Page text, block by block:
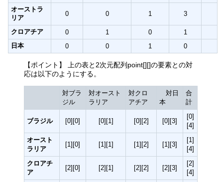
オーストラ
リア
0 0 1 3
クロアチア 0 1 0
1
日本
0 0 1 0
【ポイント】 上の表と2次元配列point[][]の要素との対
応は以下のようにする。
対ブラ
ジル
対オースト
ラリア
対クロ
アチア
対日
本
合
計
ブラジル [0][0] [0][1] [0][2] [0][3]
[0]
[4]
オースト
ラリア
[1][0] [1][1] [1][2] [1][3]
[1]
[4]
クロアチ
ア
[2][0] [2][1] [2][2] [2][3]
[2]
[4]